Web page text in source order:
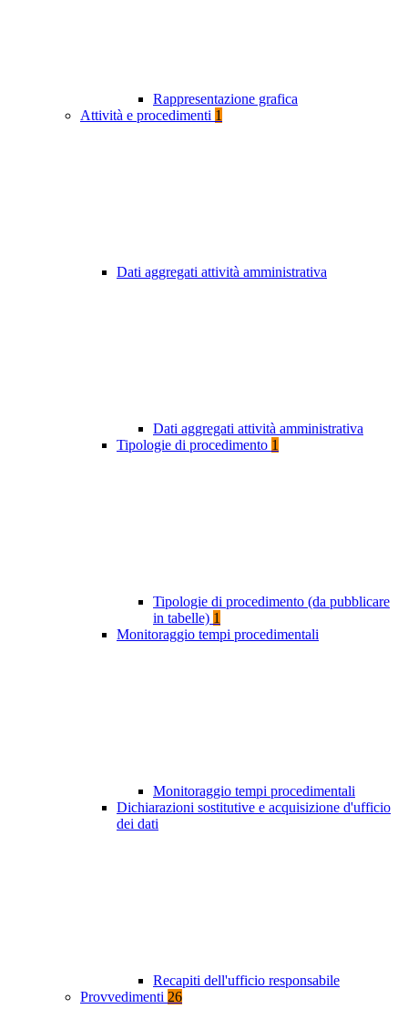
Rappresentazione grafica
Attività e procedimenti 1
Dati aggregati attività amministrativa
Dati aggregati attività amministrativa
Tipologie di procedimento 1
Tipologie di procedimento (da pubblicare
in tabelle) 1
Monitoraggio tempi procedimentali
Monitoraggio tempi procedimentali
Dichiarazioni sostitutive e acquisizione d'ufficio
dei dati
Recapiti dell'ufficio responsabile
Provvedimenti 26